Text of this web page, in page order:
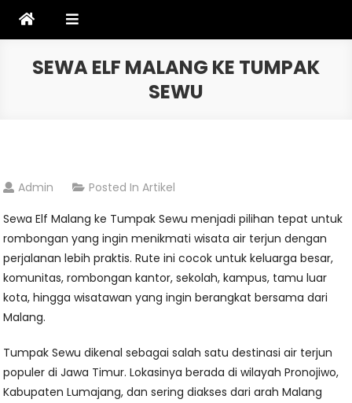
SEWA ELF MALANG KE TUMPAK
SEWU
Admin Posted InArtikel
Sewa Elf Malang ke Tumpak Sewu menjadi pilihan tepat untuk
rombongan yang ingin menikmati wisata air terjun dengan
perjalanan lebih praktis. Rute ini cocok untuk keluarga besar,
komunitas, rombongan kantor, sekolah, kampus, tamu luar
kota, hingga wisatawan yang ingin berangkat bersama dari
Malang.
Tumpak Sewu dikenal sebagai salah satu destinasi air terjun
populer di Jawa Timur. Lokasinya berada di wilayah Pronojiwo,
Kabupaten Lumajang, dan sering diakses dari arah Malang